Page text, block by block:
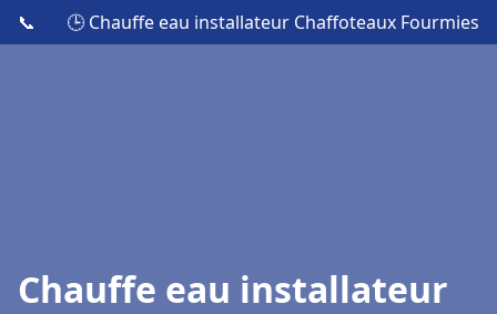
📞 🕒 Chauffe eau installateur Chaffoteaux Fourmies
Chauffe eau installateur